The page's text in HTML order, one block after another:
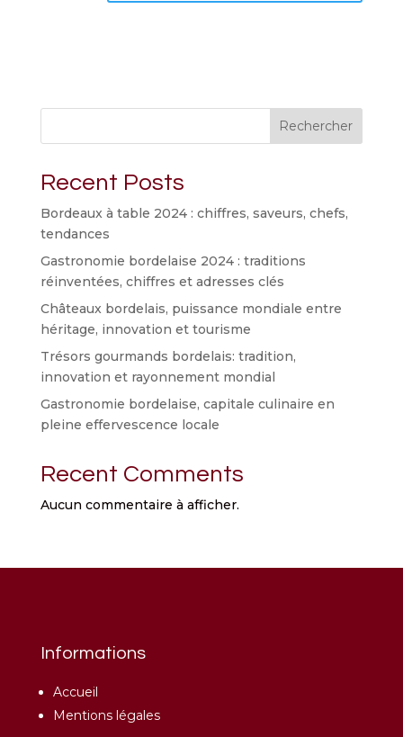
Rechercher
Recent Posts
Bordeaux à table 2024 : chiffres, saveurs, chefs,
tendances
Gastronomie bordelaise 2024 : traditions
réinventées, chiffres et adresses clés
Châteaux bordelais, puissance mondiale entre
héritage, innovation et tourisme
Trésors gourmands bordelais: tradition,
innovation et rayonnement mondial
Gastronomie bordelaise, capitale culinaire en
pleine effervescence locale
Recent Comments
Aucun commentaire à afficher.
Informations
Accueil
Mentions légales